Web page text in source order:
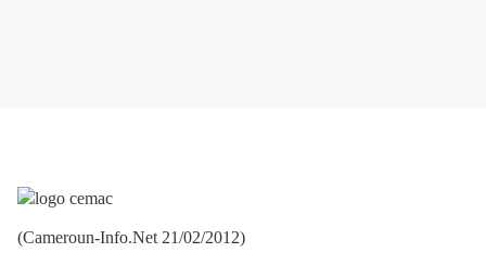
(Cameroun-Info.Net 21/02/2012)